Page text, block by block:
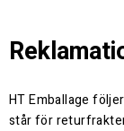
HT Emballage
står för